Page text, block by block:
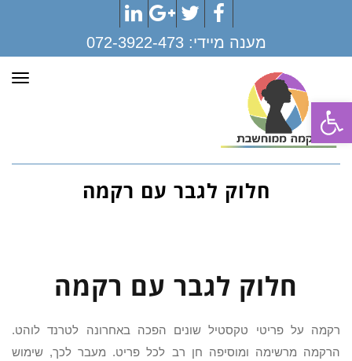
פתח סרגל נגישות
Facebook
Twitter
Google+
LinkedIn
מענה מיידי:072-3922-473
חלוק לגבר עם רקמה
חלוק לגבר עם רקמה
רקמה על פריטי טקסטיל שונים הפכה באחרונה לטרנד לוהט.
הרקמה מרשימה ומוסיפה חן רב לכל פריט. מעבר לכך, שימוש